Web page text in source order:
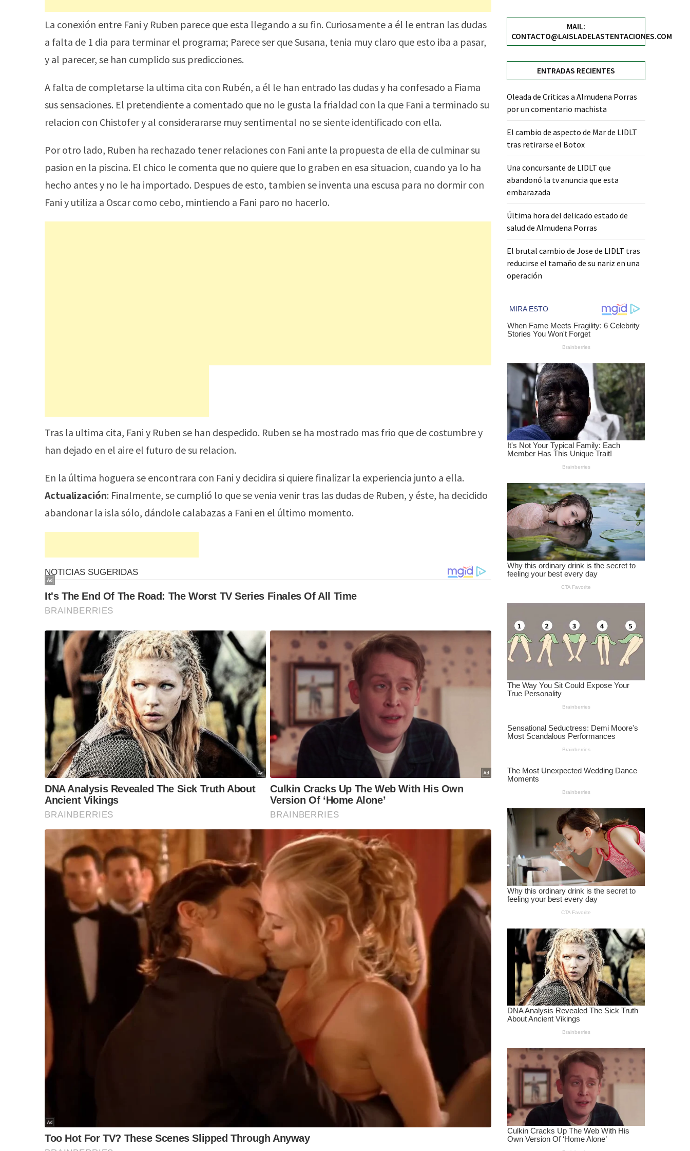
La conexión entre Fani y Ruben parece que esta llegando a su fin. Curiosamente a él le entran las dudas
a falta de 1 dia para terminar el programa; Parece ser que Susana, tenia muy claro que esto iba a pasar,
y al parecer, se han cumplido sus predicciones.
A falta de completarse la ultima cita con Rubén, a él le han entrado las dudas y ha confesado a Fiama
sus sensaciones. El pretendiente a comentado que no le gusta la frialdad con la que Fani a terminado su
relacion con Chistofer y al considerararse muy sentimental no se siente identificado con ella.
Por otro lado, Ruben ha rechazado tener relaciones con Fani ante la propuesta de ella de culminar su
pasion en la piscina. El chico le comenta que no quiere que lo graben en esa situacion, cuando ya lo ha
hecho antes y no le ha importado. Despues de esto, tambien se inventa una escusa para no dormir con
Fani y utiliza a Oscar como cebo, mintiendo a Fani paro no hacerlo.
Tras la ultima cita, Fani y Ruben se han despedido. Ruben se ha mostrado mas frio que de costumbre y
han dejado en el aire el futuro de su relacion.
En la última hoguera se encontrara con Fani y decidira si quiere finalizar la experiencia junto a ella.
Actualización: Finalmente, se cumplió lo que se venia venir tras las dudas de Ruben, y éste, ha decidido
abandonar la isla sólo, dándole calabazas a Fani en el último momento.
MAIL:
CONTACTO@LAISLADELASTENTACIONES.COM
ENTRADAS RECIENTES
Oleada de Criticas a Almudena Porras
por un comentario machista
El cambio de aspecto de Mar de LIDLT
tras retirarse el Botox
Una concursante de LIDLT que
abandonó la tv anuncia que esta
embarazada
Última hora del delicado estado de
salud de Almudena Porras
El brutal cambio de Jose de LIDLT tras
reducirse el tamaño de su nariz en una
operación